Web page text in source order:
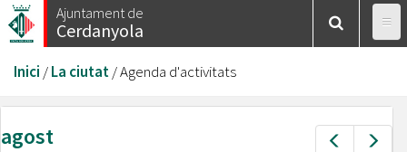
Vés
al
Ajuntament de
Cerdanyola
Esteu
aquí
Inici /La ciutat/Agenda d'activitats
Prev
agost